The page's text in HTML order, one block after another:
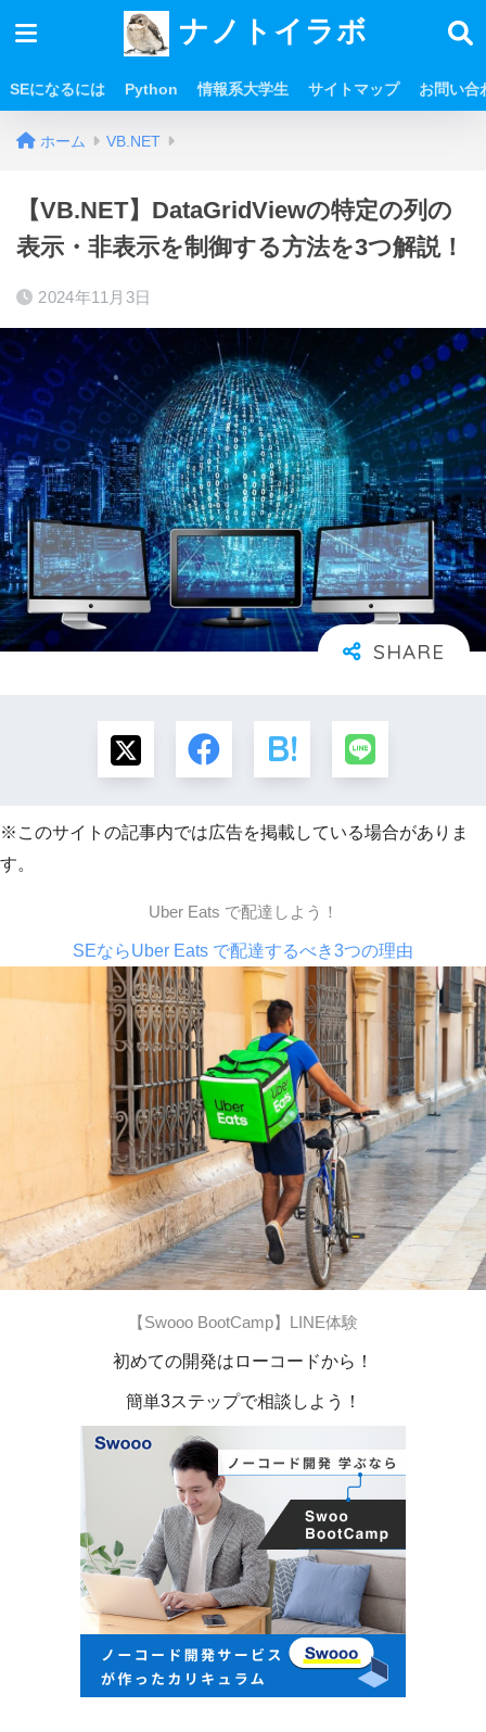
ナノトイラボ
SEになるには Python 情報系大学生 サイトマップ お問い合
ホーム VB.NET
【VB.NET】DataGridViewの特定の列の
表示・非表示を制御する方法を3つ解説！
2024年11月3日
※このサイトの記事内では広告を掲載している場合がありま
す。
Uber Eats で配達しよう！
SEならUber Eats で配達するべき3つの理由
【Swooo BootCamp】LINE体験
初めての開発はローコードから！
簡単3ステップで相談しよう！